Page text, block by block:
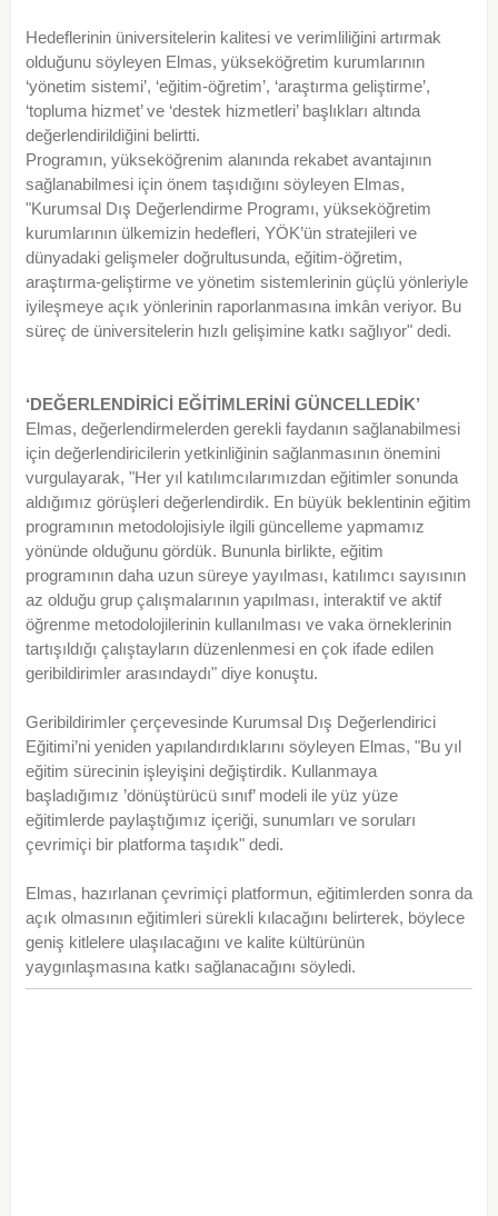
Hedeflerinin üniversitelerin kalitesi ve verimliliğini artırmak
olduğunu söyleyen Elmas, yükseköğretim kurumlarının
‘yönetim sistemi’, ‘eğitim-öğretim’, ‘araştırma geliştirme’,
‘topluma hizmet’ ve ‘destek hizmetleri’ başlıkları altında
değerlendirildiğini belirtti.
Programın, yükseköğrenim alanında rekabet avantajının
sağlanabilmesi için önem taşıdığını söyleyen Elmas,
"Kurumsal Dış Değerlendirme Programı, yükseköğretim
kurumlarının ülkemizin hedefleri, YÖK’ün stratejileri ve
dünyadaki gelişmeler doğrultusunda, eğitim-öğretim,
araştırma-geliştirme ve yönetim sistemlerinin güçlü yönleriyle
iyileşmeye açık yönlerinin raporlanmasına imkân veriyor. Bu
süreç de üniversitelerin hızlı gelişimine katkı sağlıyor" dedi.
‘DEĞERLENDİRİCİ EĞİTİMLERİNİ GÜNCELLEDİK’
Elmas, değerlendirmelerden gerekli faydanın sağlanabilmesi
için değerlendiricilerin yetkinliğinin sağlanmasının önemini
vurgulayarak, "Her yıl katılımcılarımızdan eğitimler sonunda
aldığımız görüşleri değerlendirdik. En büyük beklentinin eğitim
programının metodolojisiyle ilgili güncelleme yapmamız
yönünde olduğunu gördük. Bununla birlikte, eğitim
programının daha uzun süreye yayılması, katılımcı sayısının
az olduğu grup çalışmalarının yapılması, interaktif ve aktif
öğrenme metodolojilerinin kullanılması ve vaka örneklerinin
tartışıldığı çalıştayların düzenlenmesi en çok ifade edilen
geribildirimler arasındaydı" diye konuştu.
Geribildirimler çerçevesinde Kurumsal Dış Değerlendirici
Eğitimi’ni yeniden yapılandırdıklarını söyleyen Elmas, "Bu yıl
eğitim sürecinin işleyişini değiştirdik. Kullanmaya
başladığımız ’dönüştürücü sınıf’ modeli ile yüz yüze
eğitimlerde paylaştığımız içeriği, sunumları ve soruları
çevrimiçi bir platforma taşıdık" dedi.
Elmas, hazırlanan çevrimiçi platformun, eğitimlerden sonra da
açık olmasının eğitimleri sürekli kılacağını belirterek, böylece
geniş kitlelere ulaşılacağını ve kalite kültürünün
yaygınlaşmasına katkı sağlanacağını söyledi.